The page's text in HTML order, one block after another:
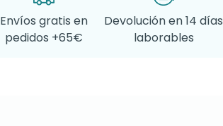
Envíos gratis en
pedidos +65€
Devolución en 14 días
laborables